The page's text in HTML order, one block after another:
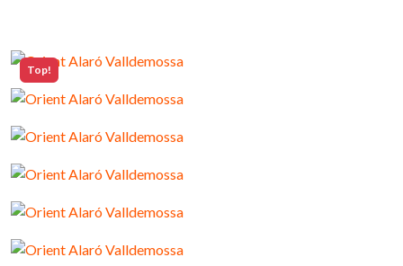
Cookies técnicas
Compartir tus análisis de navegación y
Cookies de terceros
Top!